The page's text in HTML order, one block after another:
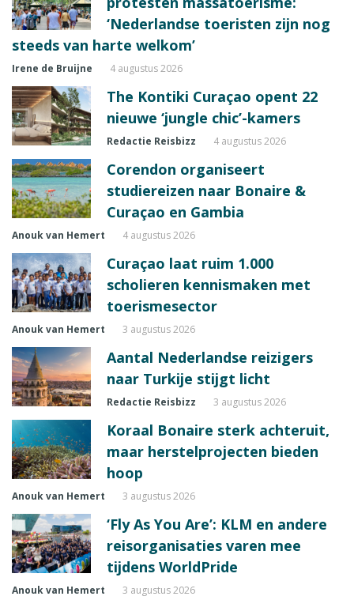
‘Nederlandse toeristen zijn nog
steeds van harte welkom’
Irene de Bruijne 4 augustus 2026
The Kontiki Curaçao opent 22
nieuwe ‘jungle chic’-kamers
Redactie Reisbizz 4 augustus 2026
Corendon organiseert
studiereizen naar Bonaire &
Curaçao en Gambia
Anouk van Hemert 4 augustus 2026
Curaçao laat ruim 1.000
scholieren kennismaken met
toerismesector
Anouk van Hemert 3 augustus 2026
Aantal Nederlandse reizigers
naar Turkije stijgt licht
Redactie Reisbizz 3 augustus 2026
Koraal Bonaire sterk achteruit,
maar herstelprojecten bieden
hoop
Anouk van Hemert 3 augustus 2026
‘Fly As You Are’: KLM en andere
reisorganisaties varen mee
tijdens WorldPride
Anouk van Hemert 3 augustus 2026